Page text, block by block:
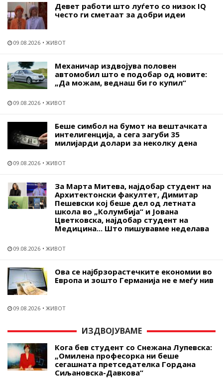
Девет работи што луѓето со низок IQ
често ги сметаат за добри идеи
09.08.2026 ЖИВОТ
Механичар издвојува половен
автомобил што е подобар од новите:
„Да можам, веднаш би го купил“
09.08.2026 ЖИВОТ
Беше симбол на бумот на вештачката
интелигенција, а сега загуби 35
милијарди долари за неколку дена
09.08.2026 ЖИВОТ
За Марта Митева, најдобар студент на
Архитектонски факултет, Димитар
Пешевски кој беше дел од летната
школа во „Колумбија“ и Јована
Цветковска, најдобар студент на
Медицина... Што пишувавме неделава
09.08.2026 ЖИВОТ
Ова се најбрзорастечките економии во
Европа и зошто Германија не е меѓу нив
09.08.2026 ЖИВОТ
ИЗДВОЈУВАМЕ
Кога бев студент со Снежана Лупевска:
„Омилена професорка ни беше
сегашната претседателка Гордана
Сиљановска-Давкова“